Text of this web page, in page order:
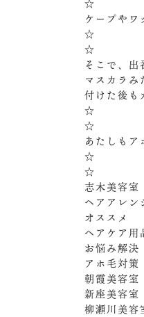
☆
ケープや
☆
☆
そこで、
マスカラみ
付けた後も
☆
☆
あたしもア
☆
☆
志木美容室
ヘアアレン
オススメ
ヘアケア用
お悩み解決
アホ毛対策
朝霞美容室
新座美容室
柳瀬川美容